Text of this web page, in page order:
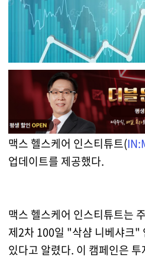
맥스 헬스케어 인스티튜트(
업데이트를 제공했다.
맥스 헬스케어 인스티튜트는
제2차 100일 "삭샴 니베샤크"
있다고 알렸다. 이 캠페인은